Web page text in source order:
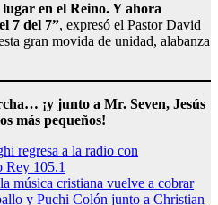
en el Reino. Y ahora
7 del 7”, expresó el Pastor David
gran movida de unidad, alabanza
¡y junto a Mr. Seven, Jesús
más pequeños!
regresa a la radio con
Rey 105.1
música cristiana vuelve a cobrar
y Puchi Colón junto a Christian